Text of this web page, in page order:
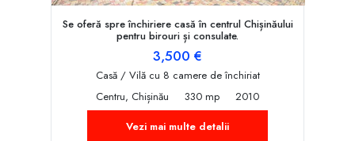
Se oferă spre închiriere casă în centrul Chișinăului
pentru birouri și consulate.
3,500 €
Casă / Vilă cu 8 camere de închiriat
Centru, Chișinău
330 mp
2010
Vezi mai multe detalii